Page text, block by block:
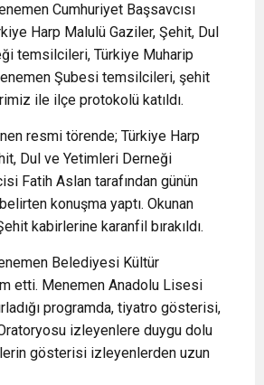
Cumhuriyet Başsavcısı
Harp Malulü Gaziler, Şehit, Dul
temsilcileri, Türkiye Muharip
Şubesi temsilcileri, şehit
ile ilçe protokolü katıldı.
resmi törende; Türkiye Harp
Dul ve Yetimleri Derneği
Fatih Aslan tarafından günün
konuşma yaptı. Okunan
kabirlerine karanfil bırakıldı.
Belediyesi Kültür
etti. Menemen Anadolu Lisesi
programda, tiyatro gösterisi,
izleyenlere duygu dolu
gösterisi izleyenlerden uzun